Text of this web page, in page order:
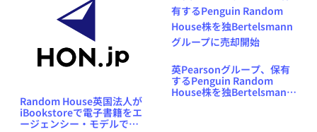
Random House英国法人が
iBookstoreで電子書籍をエ
ージェンシー・モデルで発
英Pearsonグループ、保有
するPenguin Random
House株を独Bertelsmann